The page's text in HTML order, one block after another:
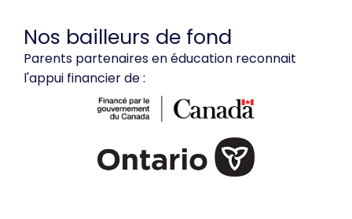
Nos bailleurs de fond
Parents partenaires en éducation reconnait
l'appui financier de :